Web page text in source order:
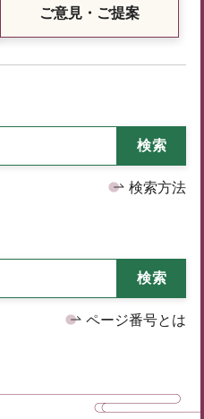
ご意見・ご提案
検索方法
ページ番号とは